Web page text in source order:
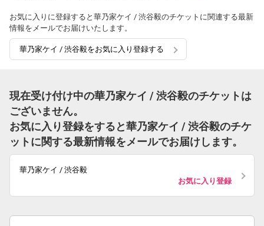
お気に入りに登録すると華乃家ケイ / 渋谷毅のチケットに関連する最新
情報をメールでお届けいたします。
華乃家ケイ / 渋谷毅をお気に入り登録する
現在受け付け中の華乃家ケイ / 渋谷毅のチケットは
ございません。
お気に入り登録をすると華乃家ケイ / 渋谷毅のチケ
ットに関する最新情報をメールでお届けします。
華乃家ケイ / 渋谷毅
お気に入り登録